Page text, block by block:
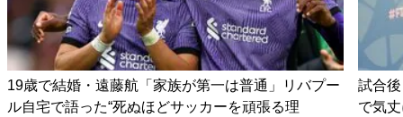
19歳で結婚・遠藤航「家族が第一は普通」リバプー
ル自宅で語った“死ぬほどサッカーを頑張る理
試合
で気